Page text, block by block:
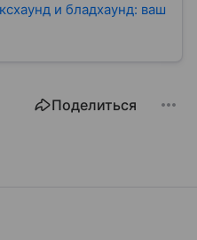
и бладхаунд: ваш
Поделиться